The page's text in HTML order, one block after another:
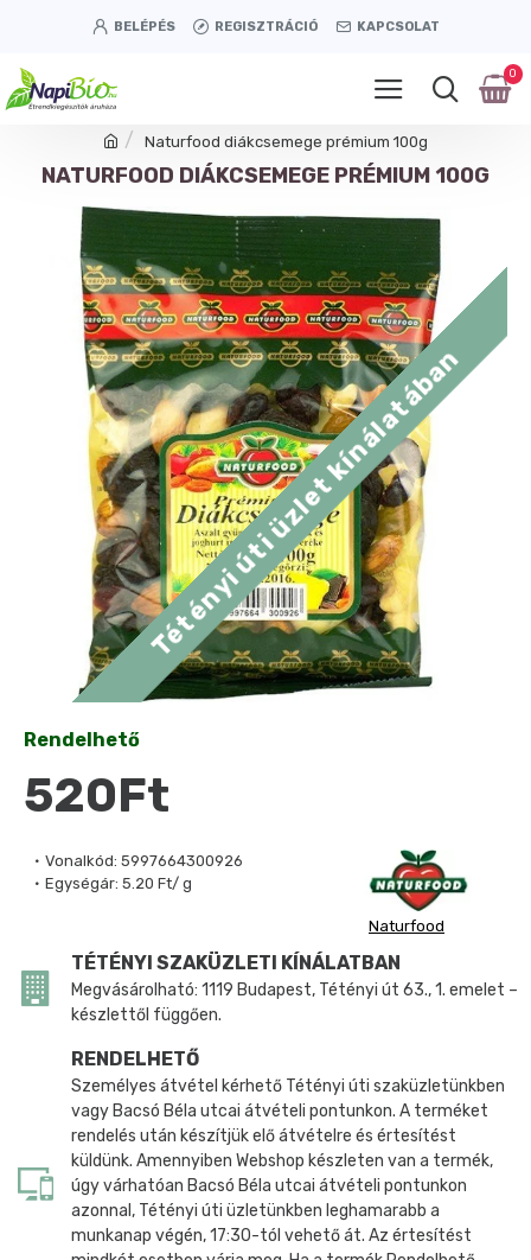
BELÉPÉS REGISZTRÁCIÓ KAPCSOLAT
0
Naturfood diákcsemege prémium 100g
NATURFOOD DIÁKCSEMEGE PRÉMIUM 100G
Tétényi úti üzlet kínálatában
Vonalkód: 5997664300926
Egységár: 5.20 Ft/ g
Naturfood
Rendelhető
520Ft
TÉTÉNYI SZAKÜZLETI KÍNÁLATBAN
Megvásárolható: 1119 Budapest, Tétényi út 63., 1. emelet –
készlettől függően.
RENDELHETŐ
Személyes átvétel kérhető Tétényi úti szaküzletünkben
vagy Bacsó Béla utcai átvételi pontunkon. A terméket
rendelés után készítjük elő átvételre és értesítést
küldünk. Amennyiben Webshop készleten van a termék,
úgy várhatóan Bacsó Béla utcai átvételi pontunkon
azonnal, Tétényi úti üzletünkben leghamarabb a
munkanap végén, 17:30-tól vehető át. Az értesítést